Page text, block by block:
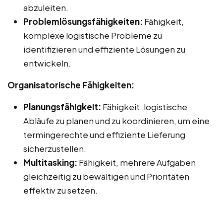
abzuleiten.
Problemlösungsfähigkeiten: Fähigkeit,
komplexe logistische Probleme zu
identifizieren und effiziente Lösungen zu
entwickeln.
Organisatorische Fähigkeiten:
Planungsfähigkeit: Fähigkeit, logistische
Abläufe zu planen und zu koordinieren, um eine
termingerechte und effiziente Lieferung
sicherzustellen.
Multitasking: Fähigkeit, mehrere Aufgaben
gleichzeitig zu bewältigen und Prioritäten
effektiv zu setzen.